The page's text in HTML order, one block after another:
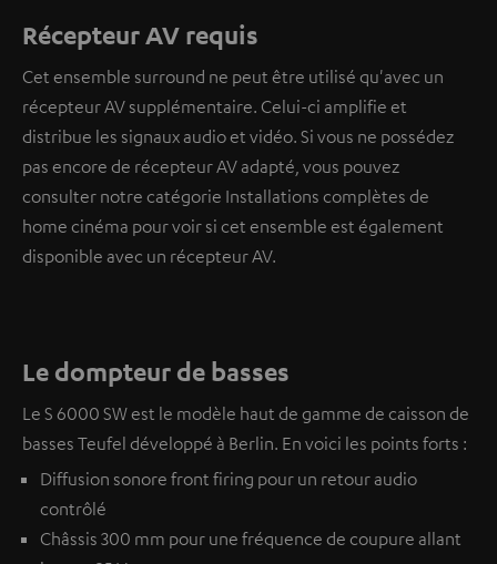
Récepteur AV requis
Cet ensemble surround ne peut être utilisé qu'avec un
récepteur AV supplémentaire. Celui-ci amplifie et
distribue les signaux audio et vidéo. Si vous ne possédez
pas encore de récepteur AV adapté, vous pouvez
consulter notre catégorie Installations complètes de
home cinéma pour voir si cet ensemble est également
disponible avec un récepteur AV.
Le dompteur de basses
Le S 6000 SW est le modèle haut de gamme de caisson de
basses Teufel développé à Berlin. En voici les points forts :
Diffusion sonore front firing pour un retour audio
contrôlé
Châssis 300 mm pour une fréquence de coupure allant